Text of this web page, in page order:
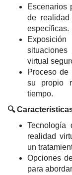
Escenarios
de
específicas.
virtual
Proceso
su propio
tiempo.
🔍
Tecnología
realidad
un
Opciones
para